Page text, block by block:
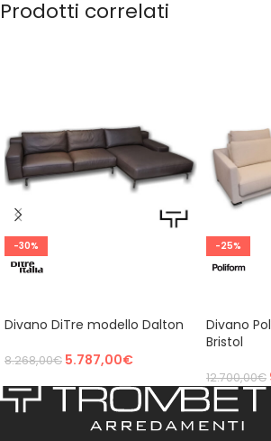
Prodotti correlati
-30%
Divano DiTre modello Dalton
8.268,00€ 5.787,00€
-25%
Divano
Bristol
12.700,00€